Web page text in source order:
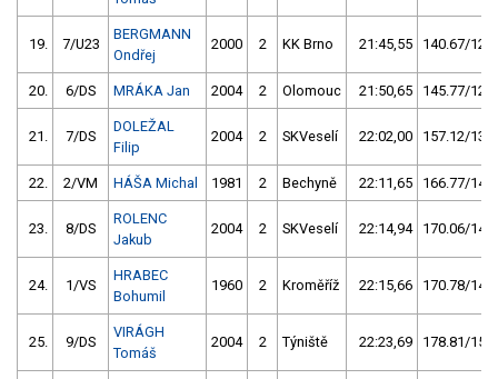
19. 7/U23
BERGMANN
Ondřej
2000 2 KK Brno 21:45,55 140.67/12,1
20. 6/DS MRÁKA Jan 2004 2 Olomouc 21:50,65 145.77/12,5
21. 7/DS
DOLEŽAL
Filip
2004 2 SKVeselí 22:02,00 157.12/13,5
22. 2/VM HÁŠA Michal 1981 2 Bechyně 22:11,65 166.77/14,3
23. 8/DS
ROLENC
Jakub
2004 2 SKVeselí 22:14,94 170.06/14,6
24. 1/VS
HRABEC
Bohumil
1960 2 Kroměříž 22:15,66 170.78/14,7
25. 9/DS
VIRÁGH
Tomáš
2004 2 Týniště 22:23,69 178.81/15,4